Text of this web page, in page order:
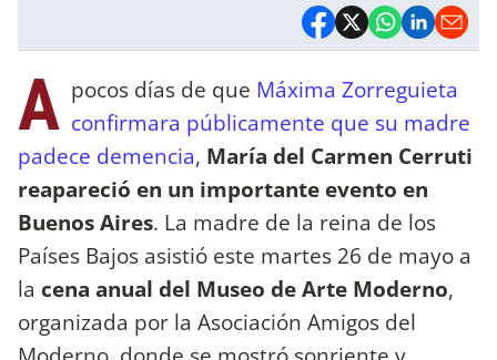
A pocos días de que Máxima Zorreguieta
confirmara públicamente que su madre
padece demencia, María del Carmen Cerruti
reapareció en un importante evento en
Buenos Aires. La madre de la reina de los
Países Bajos asistió este martes 26 de mayo a
la cena anual del Museo de Arte Moderno,
organizada por la Asociación Amigos del